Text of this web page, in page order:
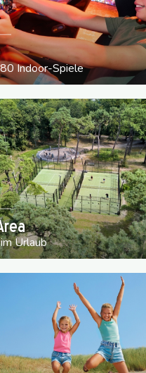
Indoor-Spiele
Urlaub